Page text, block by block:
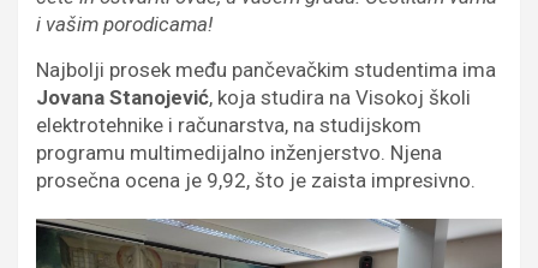
i vašim porodicama!
Najbolji prosek među pančevačkim studentima ima
Jovana Stanojević, koja studira na Visokoj školi
elektrotehnike i računarstva, na studijskom
programu multimedijalno inženjerstvo. Njena
prosečna ocena je 9,92, što je zaista impresivno.